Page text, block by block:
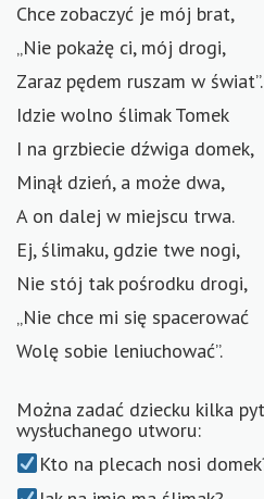
Chce zobaczyć je mój brat,
„Nie pokażę ci, mój drogi,
Zaraz pędem ruszam w świat”.
Idzie wolno ślimak Tomek
I na grzbiecie dźwiga domek,
Minął dzień, a może dwa,
A on dalej w miejscu trwa.
Ej, ślimaku, gdzie twe nogi,
Nie stój tak pośrodku drogi,
„Nie chce mi się spacerować
Wolę sobie leniuchować”.
Można zadać dziecku kilka
wysłuchanego utworu:
Kto na plecach nosi